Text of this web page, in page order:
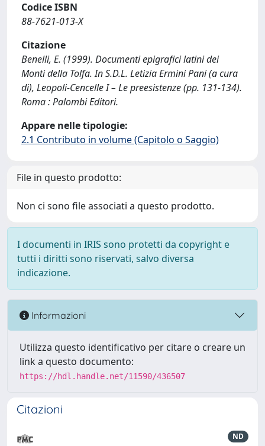
Codice ISBN
88-7621-013-X
Citazione
Benelli, E. (1999). Documenti epigrafici latini dei
Monti della Tolfa. In S.D.L. Letizia Ermini Pani (a cura
di), Leopoli-Cencelle I – Le preesistenze (pp. 131-134).
Roma : Palombi Editori.
Appare nelle tipologie:
2.1 Contributo in volume (Capitolo o Saggio)
File in questo prodotto:
Non ci sono file associati a questo prodotto.
I documenti in IRIS sono protetti da copyright e
tutti i diritti sono riservati, salvo diversa
indicazione.
Informazioni
Utilizza questo identificativo per citare o creare un
link a questo documento:
https://hdl.handle.net/11590/436507
Citazioni
ND